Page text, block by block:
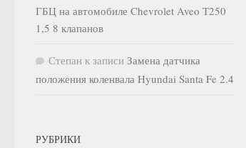
ГБЦ на автомобиле Chevrolet Aveo Т250
1,5 8 клапанов
Степан к записи Замена датчика
положения коленвала Hyundai Santa Fe 2.4
РУБРИКИ